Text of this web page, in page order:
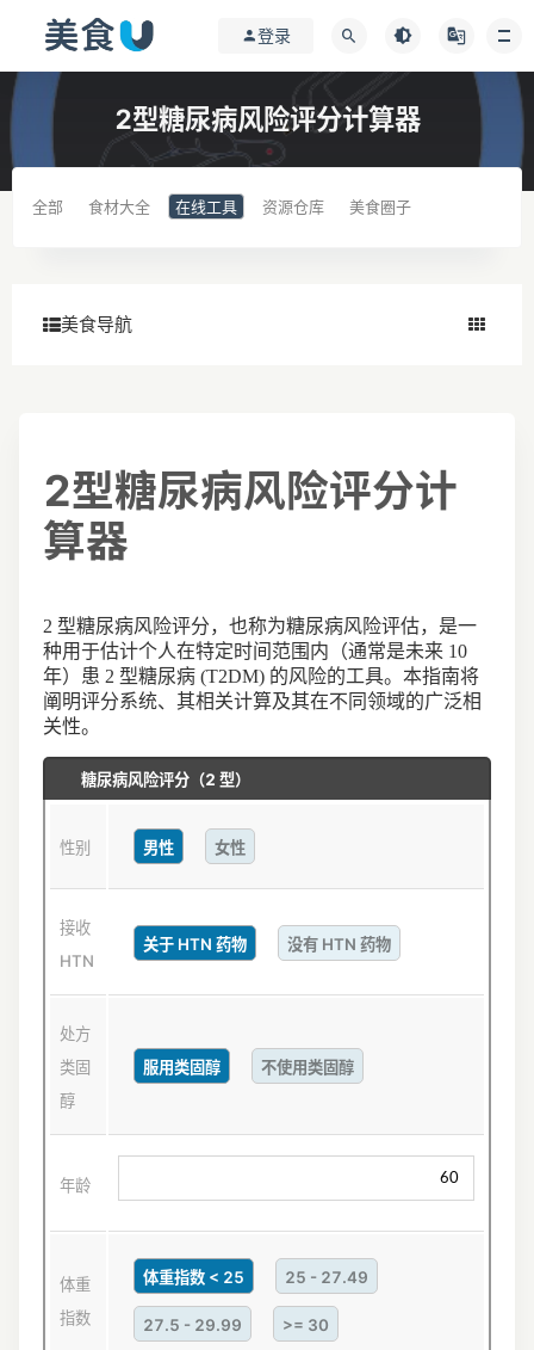
登录
2型糖尿病风险评分计算器
全部 食材大全 在线工具 资源仓库 美食圈子
美食导航
2型糖尿病风险评分计
算器
2 型糖尿病风险评分，也称为糖尿病风险评估，是一
种用于估计个人在特定时间范围内（通常是未来 10
年）患 2 型糖尿病 (T2DM) 的风险的工具。本指南将
阐明评分系统、其相关计算及其在不同领域的广泛相
关性。
糖尿病风险评分（2 型）
性别 男性 女性
接收
HTN
关于 HTN 药物 没有 HTN 药物
处方
类固
醇
服用类固醇 不使用类固醇
年龄
体重
指数
体重指数 < 25 25 - 27.49
27.5 - 29.99 >= 30